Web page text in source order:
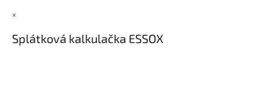
×
Splátková kalkulačka ESSOX